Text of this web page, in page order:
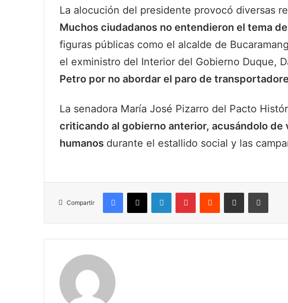
La alocución del presidente provocó diversas
Muchos ciudadanos no entendieron el tema
figuras públicas como el alcalde de
el exministro del Interior del Gobierno Duque,
Petro por no abordar el paro de
La senadora María José Pizarro del Pacto
criticando al gobierno anterior, acusándolo de
humanos durante el estallido social y las
Compartir
Facebook
X LinkedInPinterestReddit Compartir por correo electrónicoImprimir